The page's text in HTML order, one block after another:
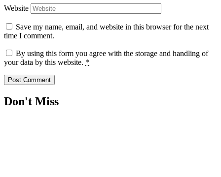
Website
Save my name, email, and website in this browser for the next
time I comment.
By using this form you agree with the storage and handling of
your data by this website. *
Don't Miss